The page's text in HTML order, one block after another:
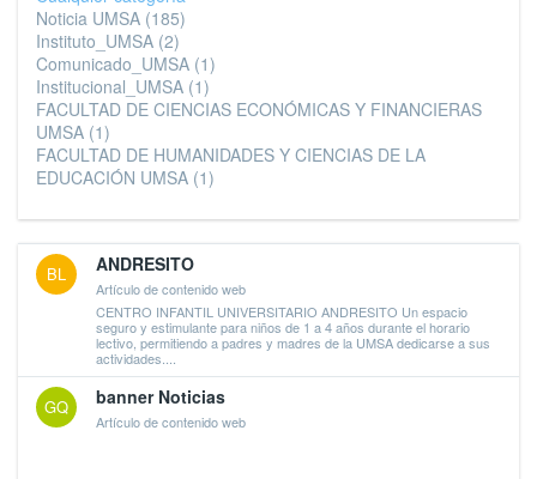
Noticia UMSA (185)
Instituto_UMSA (2)
Comunicado_UMSA (1)
Institucional_UMSA (1)
FACULTAD DE CIENCIAS ECONÓMICAS Y FINANCIERAS
UMSA (1)
FACULTAD DE HUMANIDADES Y CIENCIAS DE LA
EDUCACIÓN UMSA (1)
BL ANDRESITO
Artículo de contenido web
CENTRO INFANTIL UNIVERSITARIO ANDRESITO Un espacio
seguro y estimulante para niños de 1 a 4 años durante el horario
lectivo, permitiendo a padres y madres de la UMSA dedicarse a sus
actividades....
GQ banner Noticias
Artículo de contenido web